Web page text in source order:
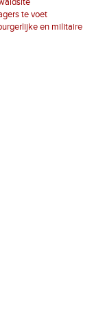
te voet
en militaire